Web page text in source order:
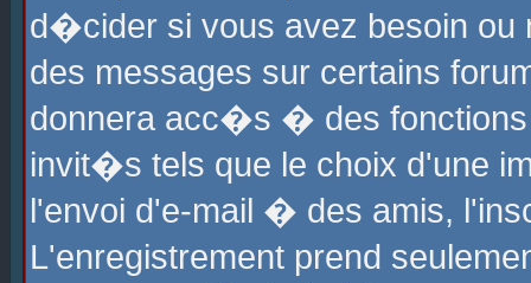
d�cider si vous avez besoin ou
des messages sur certains
donnera acc�s � des fonctions
invit�s tels que le choix d'une
l'envoi d'e-mail � des amis,
L'enregistrement prend